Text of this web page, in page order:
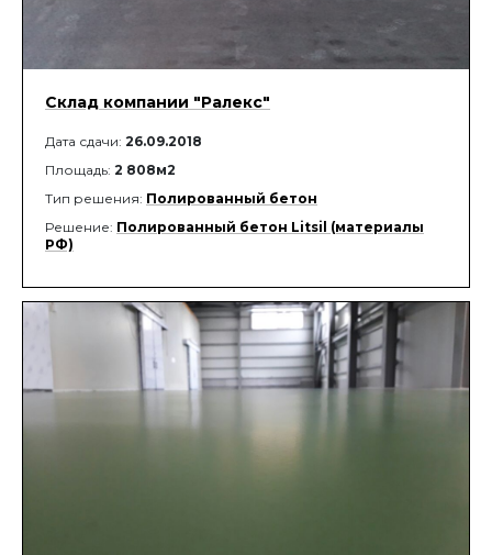
Склад компании "Ралекс"
Дата сдачи: 26.09.2018
Площадь: 2 808м2
Тип решения: Полированный бетон
Решение: Полированный бетон Litsil (материалы
РФ)